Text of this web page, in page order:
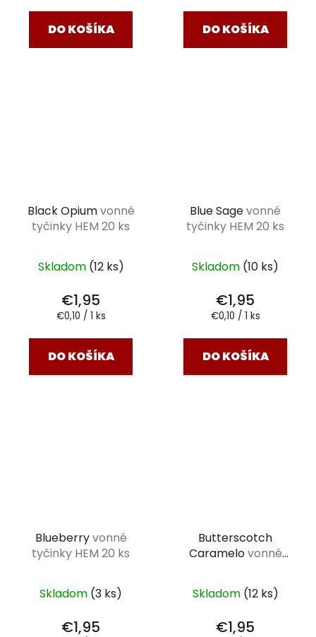
DO KOŠÍKA DO KOŠÍKA
Black Opiumvonné
tyčinky HEM 20 ks
Skladom (12 ks)
€1,95
Jednotková
€0,10 / 1 ks
DO KOŠÍKA
Blue Sagevonné
tyčinky HEM 20 ks
Skladom (10 ks)
€1,95
Jednotková
€0,10 / 1 ks
DO KOŠÍKA
Blueberryvonné
tyčinky HEM 20 ks
Skladom (3 ks)
€1,95
Butterscotch
Caramelovonné
Skladom (12 ks)
€1,95